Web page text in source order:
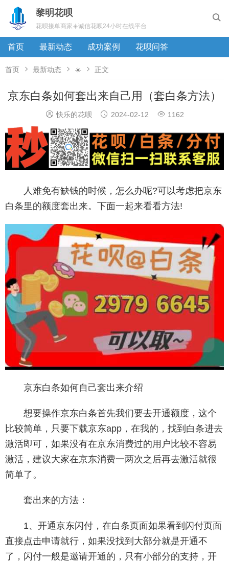

黎明花呗
花呗接单商家☀️诚信花呗24小时在线平台
首页 最新动态 成功案例 花呗问答
首页  最新动态  ☀️  正文
京东白条如何套出来自己用（套白条方法）
 快乐的花呗  2024-02-12  1162
人难免有缺钱的时候，怎么办呢?可以考虑把京东
白条里的额度套出来。下面一起来看看方法!
京东白条如何自己套出来介绍
想要操作京东白条首先我们要去开通额度，这个
比较简单，只要下载京东app，在我的，找到白条进去
激活即可，如果没有在京东消费过的用户比较不容易
激活，建议大家在京东消费一两次之后再去激活就很
简单了。
套出来的方法：
1、开通京东闪付，在白条页面如果看到闪付页面
直接点击申请就行，如果没找到大部分就是开通不
了，闪付一般是邀请开通的，只有小部分的支持，开